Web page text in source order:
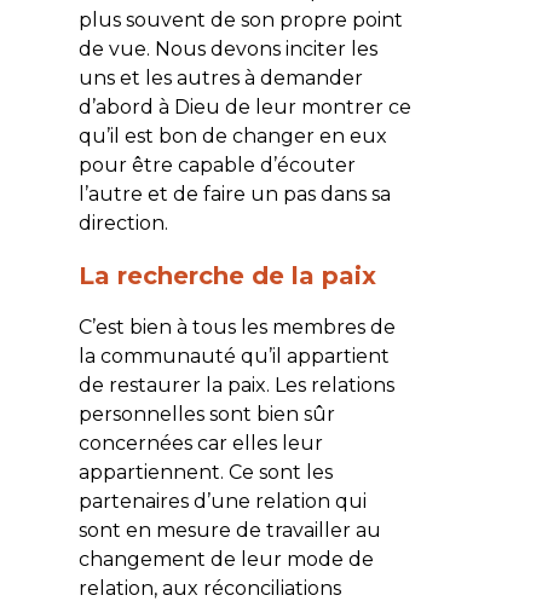
plus souvent de son propre point
de vue. Nous devons inciter les
uns et les autres à demander
d’abord à Dieu de leur montrer ce
qu’il est bon de changer en eux
pour être capable d’écouter
l’autre et de faire un pas dans sa
direction.
La recherche de la paix
C’est bien à tous les membres de
la communauté qu’il appartient
de restaurer la paix. Les relations
personnelles sont bien sûr
concernées car elles leur
appartiennent. Ce sont les
partenaires d’une relation qui
sont en mesure de travailler au
changement de leur mode de
relation, aux réconciliations